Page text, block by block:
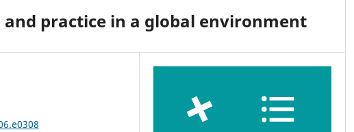
practice in a global environment